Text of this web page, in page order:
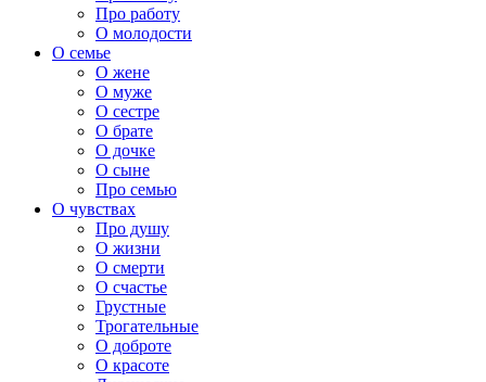
Про работу
О молодости
О семье
О жене
О муже
О сестре
О брате
О дочке
О сыне
Про семью
О чувствах
Про душу
О жизни
О смерти
О счастье
Грустные
Трогательные
О доброте
О красоте